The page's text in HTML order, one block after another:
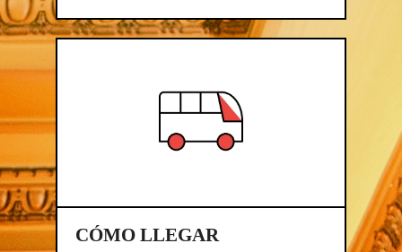
CÓMO LLEGAR